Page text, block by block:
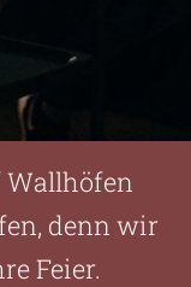
Wallhöfen
denn wir
Feier.